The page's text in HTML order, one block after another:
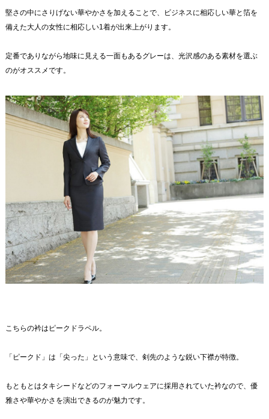
堅さの中にさりげない華やかさを加えることで、ビジネスに相応しい華と箔を
備えた大人の女性に相応しい1着が出来上がります。
定番でありながら地味に見える一面もあるグレーは、光沢感のある素材を選ぶ
のがオススメです。
こちらの衿はピークドラペル。
「ピークド」は「尖った」という意味で、剣先のような鋭い下襟が特徴。
もともとはタキシードなどのフォーマルウェアに採用されていた衿なので、優
雅さや華やかさを演出できるのが魅力です。